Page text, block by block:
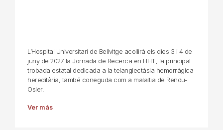
L’Hospital Universitari de Bellvitge acollirà els dies 3 i 4 de
juny de 2027 la Jornada de Recerca en HHT, la principal
trobada estatal dedicada a la telangiectàsia hemorràgica
hereditària, també coneguda com a malaltia de Rendu-
Osler.
Ver más